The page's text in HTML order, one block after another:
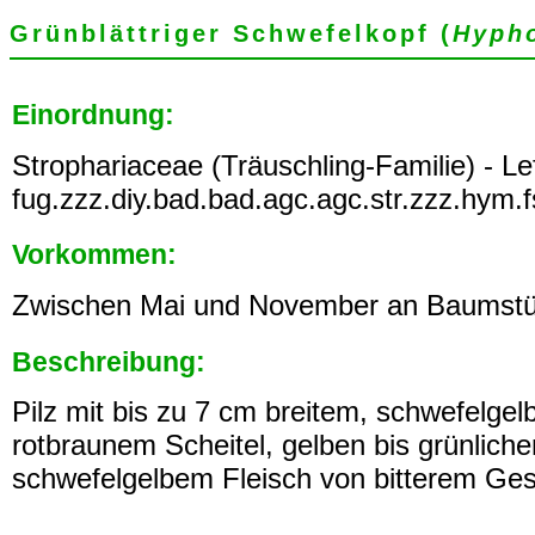
Grünblättriger Schwefelkopf (
Einordnung:
Strophariaceae (Träuschling-Familie) -
Vorkommen:
Zwischen Mai und November an
Beschreibung:
Pilz mit bis zu 7 cm breitem,
rotbraunem Scheitel, gelben bis
schwefelgelbem Fleisch von bitterem